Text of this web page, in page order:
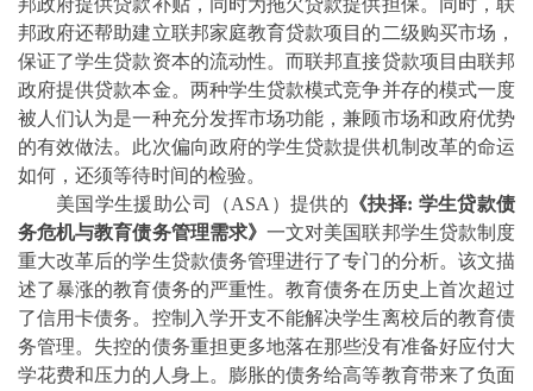
邦政府还帮助建立联邦家庭教育贷款项目的二级购买市场，
保证了学生贷款资本的流动性。而联邦直接贷款项目由联邦
政府提供贷款本金。两种学生贷款模式竞争并存的模式一度
被人们认为是一种充分发挥市场功能，兼顾市场和政府优势
的有效做法。此次偏向政府的学生贷款提供机制改革的命运
如何，还须等待时间的检验。
美国学生援助公司（ASA ）提供的 《抉择: 学生贷款债
务危机与教育债务管理需求》一文对美国联邦学生贷款制度
重大改革后的学生贷款债务管理进行了专门的分析。该文描
述了暴涨的教育债务的严重性。教育债务在历史上首次超过
了信用卡债务。控制入学开支不能解决学生离校后的教育债
务管理。失控的债务重担更多地落在那些没有准备好应付大
学花费和压力的人身上。膨胀的债务给高等教育带来了负面